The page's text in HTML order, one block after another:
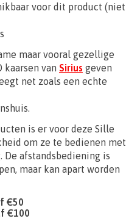
voor dit product (niet
maar vooral gezellige
kaarsen van Sirius geven
net zoals een echte
is er voor deze Sille
om ze te bedienen met
De afstandsbediening is
maar kan apart worden
€50
€100